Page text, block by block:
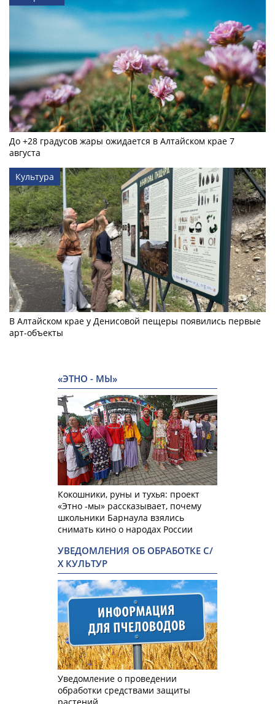
До +28 градусов жары ожидается в Алтайском крае 7
августа
Культура
В Алтайском крае у Денисовой пещеры появились первые
арт-объекты
«ЭТНО - МЫ»
Кокошники, руны и тухья: проект
«Этно -мы» рассказывает, почему
школьники Барнаула взялись
снимать кино о народах России
УВЕДОМЛЕНИЯ ОБ ОБРАБОТКЕ С/
Х КУЛЬТУР
Уведомление о проведении
обработки средствами защиты